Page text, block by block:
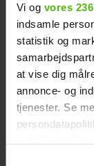
Vi og vores
indsamle
statistik og
at vise dig
annonce- og
tjenester. Se